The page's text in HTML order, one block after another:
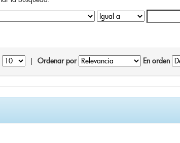
Ordenar por En orden